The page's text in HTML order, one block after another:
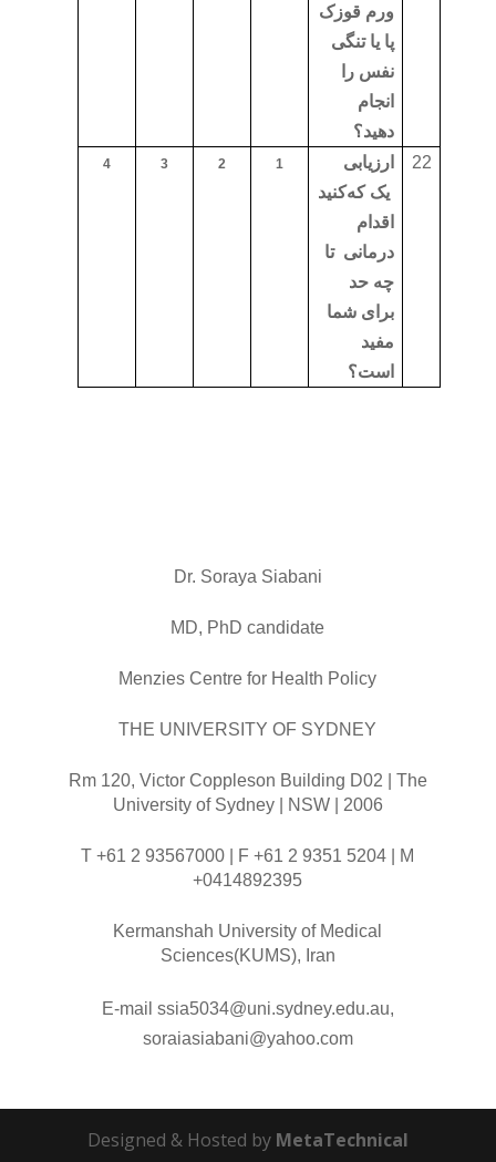
ورم قوزک
پا یا تنگی
نفس را
انجام
دهید؟
4 3 2 1
ارزیابی
کنیدکه یک
اقدام
درمانی تا
چه حد
برای شما
مفید
است؟
22
Dr. Soraya Siabani
MD, PhD candidate
Menzies Centre for Health Policy
THE UNIVERSITY OF SYDNEY
Rm 120, Victor Coppleson Building D02 | The
University of Sydney | NSW | 2006
T +61 2 93567000 | F +61 2 9351 5204 | M
+0414892395
Kermanshah University of Medical
Sciences(KUMS), Iran
E-mail ssia5034@uni.sydney.edu.au,
soraiasiabani@yahoo.com
Designed & Hosted by MetaTechnical